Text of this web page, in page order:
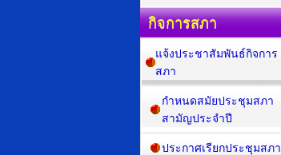
กิจการสภา
แจ้งประชาสัมพันธ์กิจการ
สภา
กำหนดสมัยประชุมสภา
สามัญประจำปี
ประกาศเรียกประชุมสภา